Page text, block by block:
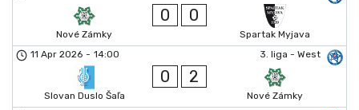
Nové Zámky
0 0
Spartak Myjava
3. liga - West
11 Apr 2026 - 14:00
Slovan Duslo Šaľa
0 2
Nové Zámky